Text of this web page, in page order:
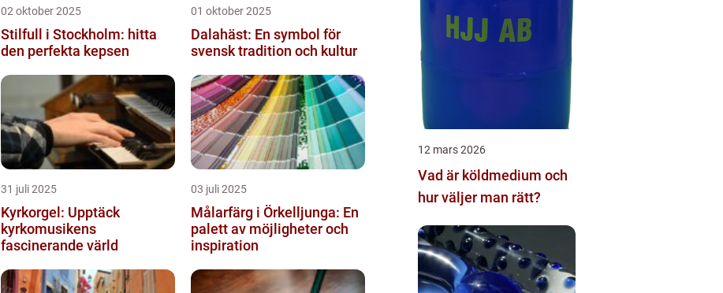
02 oktober 2025
Stilfull i Stockholm: hitta
den perfekta kepsen
01 oktober 2025
Dalahäst: En symbol för
svensk tradition och kultur
31 juli 2025
Kyrkorgel: Upptäck
kyrkomusikens
fascinerande värld
03 juli 2025
Målarfärg i Örkelljunga: En
palett av möjligheter och
inspiration
12 mars 2026
Vad är köldmedium och
hur väljer man rätt?